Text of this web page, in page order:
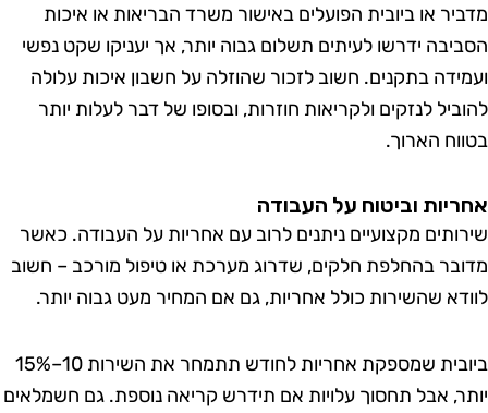
או ביובית הפועלים באישור משרד הבריאות או איכות
ידרשו לעיתים תשלום גבוה יותר, אך יעניקו שקט נפשי
בתקנים. חשוב לזכור שהוזלה על חשבון איכות עלולה
לנזקים ולקריאות חוזרות, ובסופו של דבר לעלות יותר
הארוך.
וביטוח על העבודה
מקצועיים ניתנים לרוב עם אחריות על העבודה. כאשר
בהחלפת חלקים, שדרוג מערכת או טיפול מורכב – חשוב
שהשירות כולל אחריות, גם אם המחיר מעט גבוה יותר.
ביובית שמספקת אחריות לחודש תתמחר את השירות 10–15%
אבל תחסוך עלויות אם תידרש קריאה נוספת. גם חשמלאים